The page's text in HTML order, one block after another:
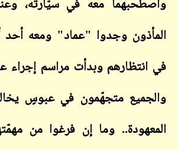
واصطحبهما معه في سيّارته،
المأذون وجدوا "عماد" ومعه أحد
في انتظارهم وبدأت مراسم إجراء
والجميع متجهّمون في عبوسٍ
المعهودة.. وما إن فرغوا من